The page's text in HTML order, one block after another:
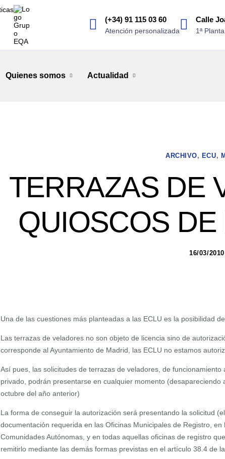
(+34) 91 115 03 60
Atención personalizada
Calle
1ª
Quienes somos Actualidad
ARCHIVO, ECU,
TERRAZAS DE
QUIOSCOS
16/03/2010
Una de las cuestiones más planteadas a las ECLU es la posibilidad
Las terrazas de veladores no son objeto de licencia sino de
corresponde al Ayuntamiento de Madrid, las ECLU no estamos
Así pues, las solicitudes de terrazas de veladores, de
privado, podrán presentarse en cualquier momento
octubre del año anterior)
La forma de conseguir la autorización será presentando la solicitud
documentación requerida en las Oficinas Municipales de Registro,
Comunidades Autónomas, y en todas aquellas oficinas de registro
remitirlo mediante las demás formas previstas en el artículo 38.4 de